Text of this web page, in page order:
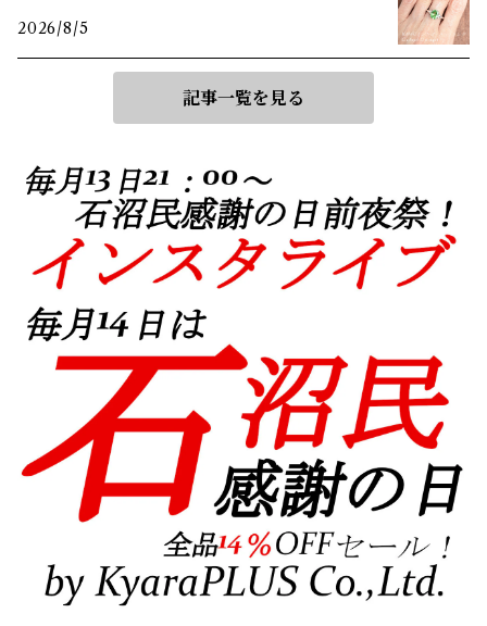
2026/8/5
記事一覧を見る